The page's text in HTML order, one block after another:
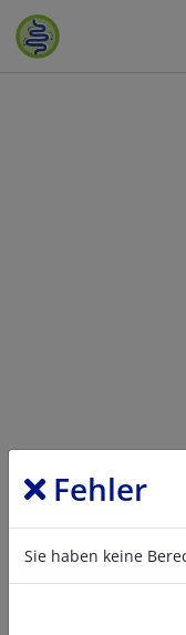
Fehler
Sie haben keine